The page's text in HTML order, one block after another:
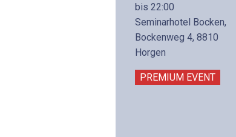
bis 22:00
Seminarhotel Bocken,
Bockenweg 4, 8810
Horgen
PREMIUM EVENT